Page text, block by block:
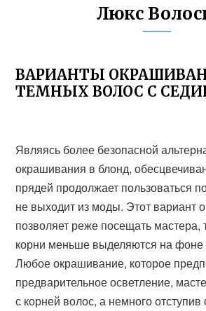
Люкс
ВАРИАНТЫ
ТЕМНЫХ ВОЛОС С
Являясь более безопасной
окрашивания в блонд,
прядей продолжает пользоваться
не выходит из моды. Этот вариант
позволяет реже посещать мастера,
корни меньше выделяются на фоне
Любое окрашивание, которое
предварительное осветление,
с корней волос, а немного